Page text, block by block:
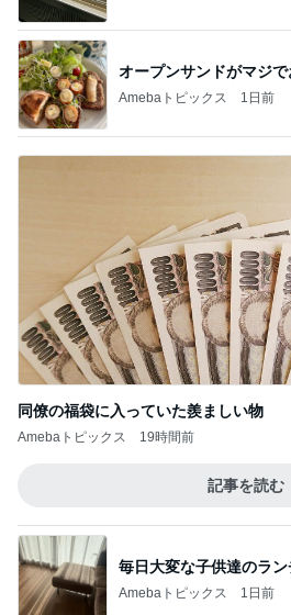
オープンサンドがマジ
Amebaトピックス 1日前
同僚の福袋に入っていた羨ましい物
Amebaトピックス 19時間前
記事を読む
毎日大変な子供達のラ
Amebaトピックス 1日前